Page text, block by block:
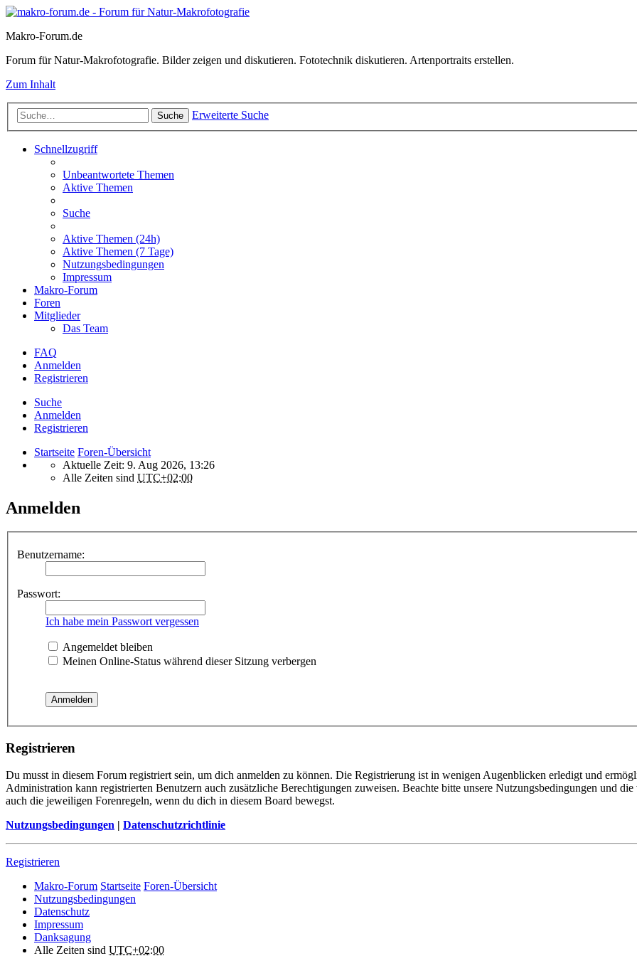
Makro-Forum.de
Forum für Natur-Makrofotografie. Bilder zeigen und diskutieren. Fototechnik diskutieren. Artenportraits erstellen.
Zum Inhalt
Suche Erweiterte Suche
Schnellzugriff
Unbeantwortete Themen
Aktive Themen
Suche
Aktive Themen (24h)
Aktive Themen (7 Tage)
Nutzungsbedingungen
Impressum
Makro-Forum
Foren
Mitglieder
Das Team
FAQ
Anmelden
Registrieren
Suche
Anmelden
Registrieren
Startseite Foren-Übersicht
Aktuelle Zeit: 9. Aug 2026, 13:26
Alle Zeiten sind UTC+02:00
Anmelden
Benutzername:
Passwort:
Ich habe mein Passwort vergessen
Angemeldet bleiben
Meinen Online-Status während dieser Sitzung verbergen
Registrieren
Du musst in diesem Forum registriert sein, um dich anmelden zu können. Die Registrierung ist in wenigen Augenblicken erledigt und
Administration kann registrierten Benutzern auch zusätzliche Berechtigungen zuweisen. Beachte bitte unsere Nutzungsbedingungen und
auch die jeweiligen Forenregeln, wenn du dich in diesem Board bewegst.
Nutzungsbedingungen | Datenschutzrichtlinie
Registrieren
Makro-Forum Startseite Foren-Übersicht
Nutzungsbedingungen
Datenschutz
Impressum
Danksagung
Alle Zeiten sind UTC+02:00